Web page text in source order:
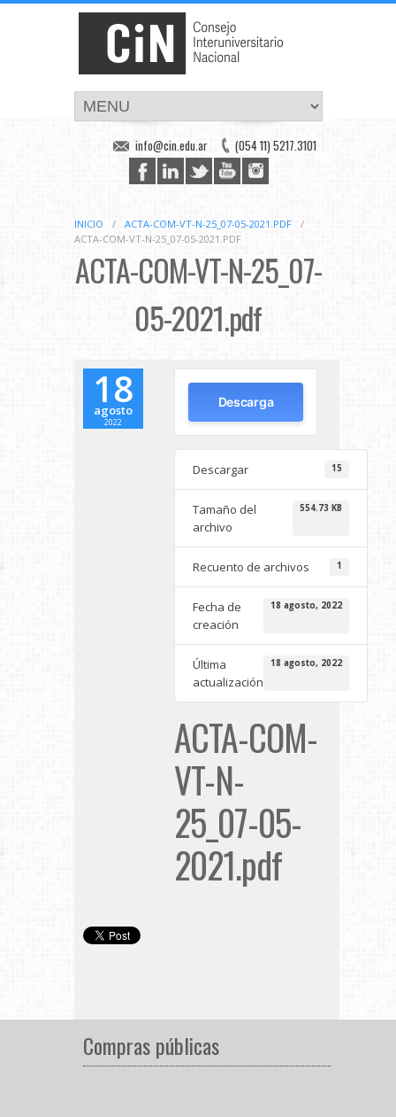
(054 11) 5217.3101
info@cin.edu.ar
INICIO / ACTA-COM-VT-N-25_07-05-2021.PDF
/
ACTA-COM-VT-N-25_07-05-2021.PDF
ACTA-COM-VT-N-25_07-
05-2021.pdf
18
agosto
2022
Descarga
Descargar 15
Tamaño del
archivo
554.73 KB
Recuento de archivos 1
Fecha de
creación
18 agosto, 2022
Última
actualización
18 agosto, 2022
ACTA-COM-
VT-N-
25_07-05-
2021.pdf
Compras públicas